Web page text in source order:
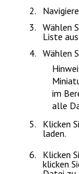
Wählen
Liste aus.
Wählen
im
alle
Klicken
laden.
Klicken
klicken